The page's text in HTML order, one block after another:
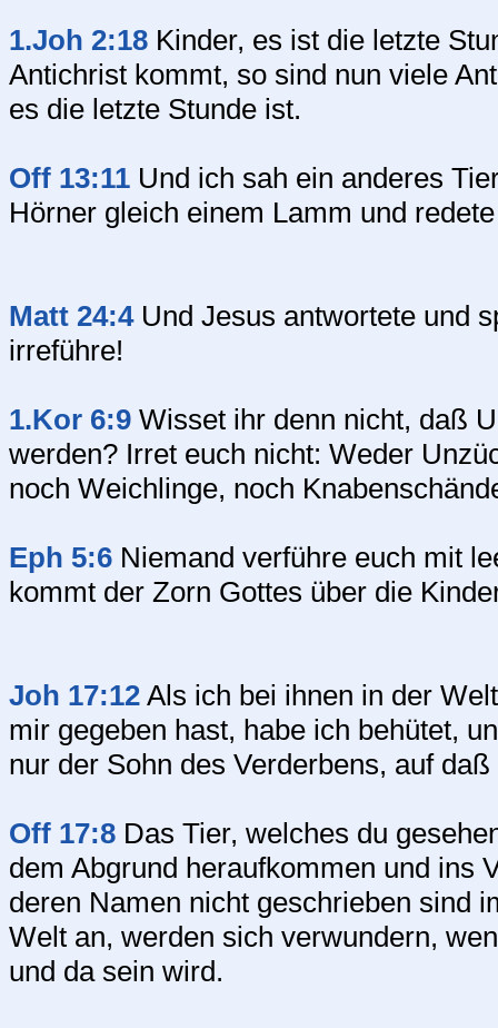
1.Joh 2:18 Kinder, es ist die letzte
Antichrist kommt, so sind nun viele
es die letzte Stunde ist.
Off 13:11 Und ich sah ein anderes
Hörner gleich einem Lamm und
Matt 24:4Und Jesus antwortete und
irreführe!
1.Kor 6:9 Wisset ihr denn nicht, daß
werden? Irret euch nicht: Weder
noch Weichlinge, noch
Eph 5:6 Niemand verführe euch mit
kommt der Zorn Gottes über die
Joh 17:12 Als ich bei ihnen in der
mir gegeben hast, habe ich behütet,
nur der Sohn des Verderbens, auf
Off 17:8 Das Tier, welches du
dem Abgrund heraufkommen und ins
deren Namen nicht geschrieben sind
Welt an, werden sich verwundern,
und da sein wird.